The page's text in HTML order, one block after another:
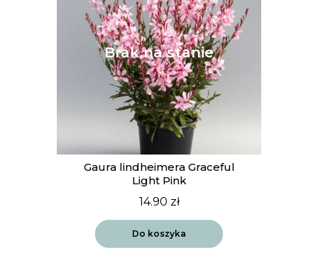
Gaura lindheimera Graceful
Light Pink
14.90 zł
Do koszyka